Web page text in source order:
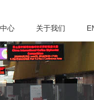
心 关于我们